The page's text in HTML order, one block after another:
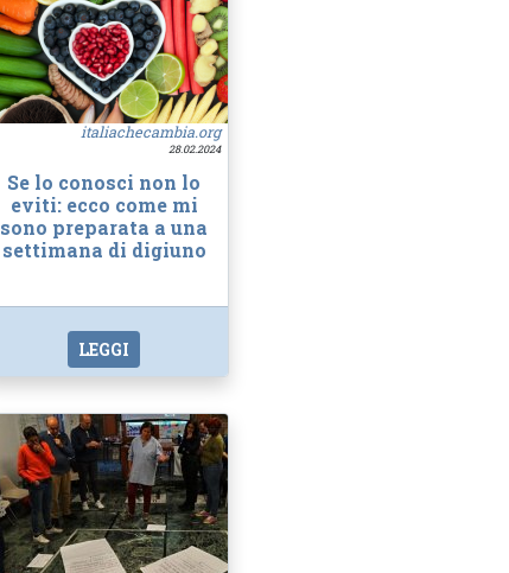
italiachecambia.org
28.02.2024
Se lo conosci non lo
eviti: ecco come mi
sono preparata a una
settimana di digiuno
LEGGI